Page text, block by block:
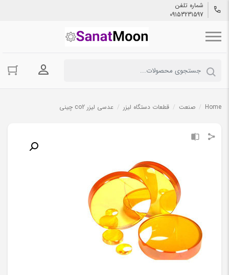
شماره تلفن
09153231597
ورود به
Home
/ صنعت / قطعات دستگاه لیزر / عدسی لیزر co2 چینی